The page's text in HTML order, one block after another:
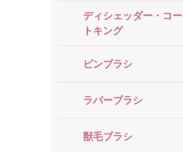
ディシェッダー・コー
トキング
ピンブラシ
ラバーブラシ
獣毛ブラシ